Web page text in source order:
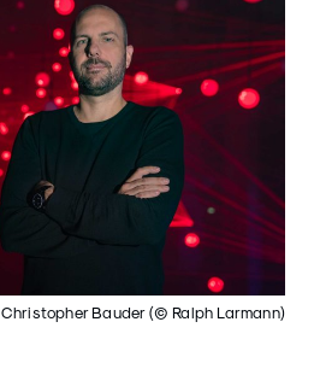
Christopher Bauder (© Ralph Larmann)